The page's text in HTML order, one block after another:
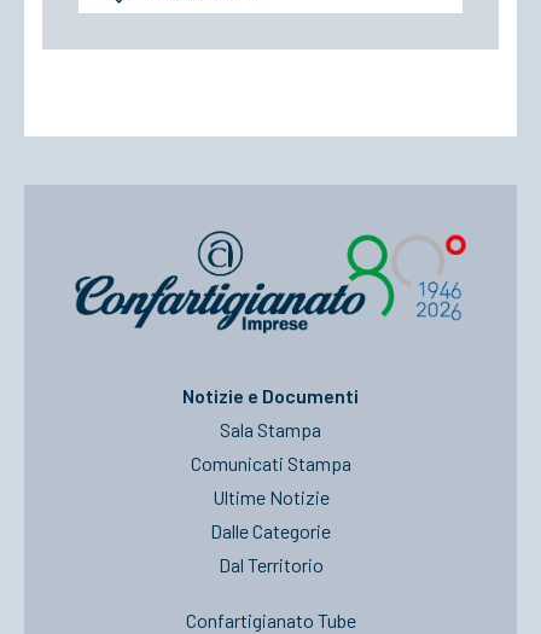
Notizie e Documenti
Sala Stampa
Comunicati Stampa
Ultime Notizie
Dalle Categorie
Dal Territorio
Confartigianato Tube